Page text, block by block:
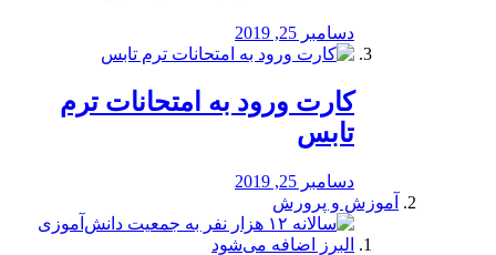
دسامبر 25, 2019
کارت ورود به امتحانات ترم
تابس
دسامبر 25, 2019
آموزش و پرورش